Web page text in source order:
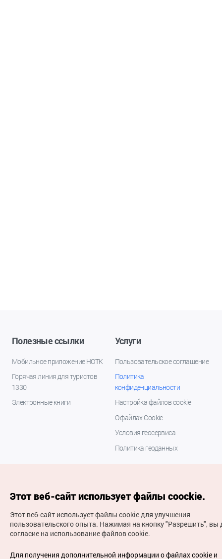
Полезные ссылки
Мобильное приложение НОТК
Горячая линия для туристов
1330
Электронные книги
Услуги
Пользовательское соглашение
Политика
конфиденциальности
Настройка файлов cookie
О файлах Cookie
Условия геосервиса
Политика геоданных
(с) Национальная организация туризма Кореи Все
права защищены
Этот веб-сайт использует файлы coockie.
Этот веб-сайт использует файлы cookie для улучшения
пользовательского опыта. Нажимая на кнопку "Разрешить", вы
согласие на использование файлов cookie.
Для получения дополнительной информации о файлах cookie и